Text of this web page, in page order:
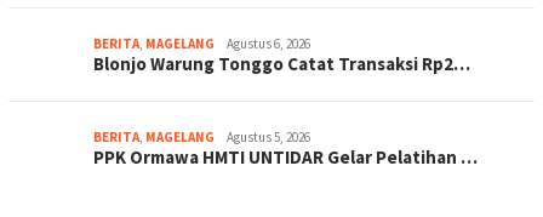
BERITA MAGELANG Agustus 6, 2026
Blonjo Warung Tonggo Catat Transaksi Rp2…
BERITA MAGELANG Agustus 5, 2026
PPK Ormawa HMTI UNTIDAR Gelar Pelatihan …